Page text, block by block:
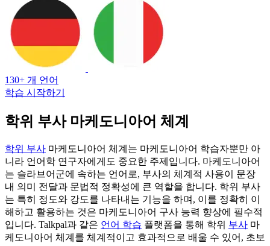
130+ 개 언어
학습 시작하기
학위 부사 마케도니아어 체계
학위 부사 마케도니아어 체계는 마케도니아어 학습자뿐만 아
니라 언어학 연구자에게도 중요한 주제입니다. 마케도니아어
는 슬라브어군에 속하는 언어로, 부사의 체계적 사용이 문장
내 의미 전달과 문법적 정확성에 큰 역할을 합니다. 학위 부사
는 특히 정도와 강도를 나타내는 기능을 하며, 이를 정확히 이
해하고 활용하는 것은 마케도니아어 구사 능력 향상에 필수적
입니다. Talkpal과 같은 언어 학습 플랫폼을 통해 학위 부사 마
케도니아어 체계를 체계적이고 효과적으로 배울 수 있어, 초보